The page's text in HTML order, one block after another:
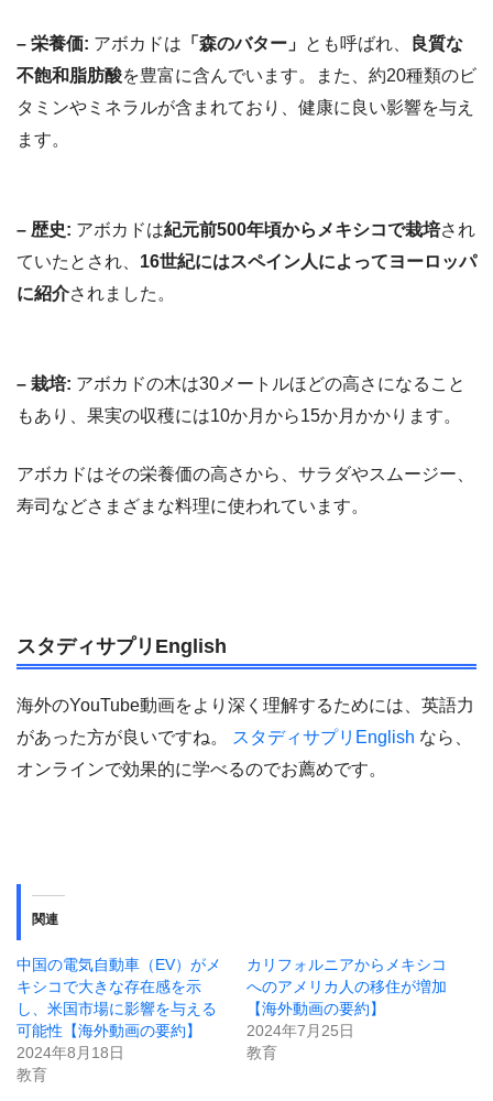
– 栄養価: アボカドは 「森のバター」 とも呼ばれ、
良質な
不飽和脂肪酸を豊富に含んでいます。また、約20種類のビ
タミンやミネラルが含まれており、健康に良い影響を与え
ます。
– 歴史: アボカドは紀元前500年頃からメキシコで栽培され
ていたとされ、 16世紀にはスペイン人によってヨーロッパ
に紹介されました。
– 栽培: アボカドの木は30メートルほどの高さになること
もあり、果実の収穫には10か月から15か月かかります。
アボカドはその栄養価の高さから、サラダやスムージー、
寿司などさまざまな料理に使われています。
スタディサプリEnglish
海外のYouTube動画をより深く理解するためには、英語力
があった方が良いですね。
スタディサプリEnglish なら、
オンラインで効果的に学べるのでお薦めです。
関連
中国の電気自動車（EV）がメ
キシコで大きな存在感を示
し、米国市場に影響を与える
可能性【海外動画の要約】
2024年8月18日
教育
カリフォルニアからメキシコ
へのアメリカ人の移住が増加
【海外動画の要約】
2024年7月25日
教育